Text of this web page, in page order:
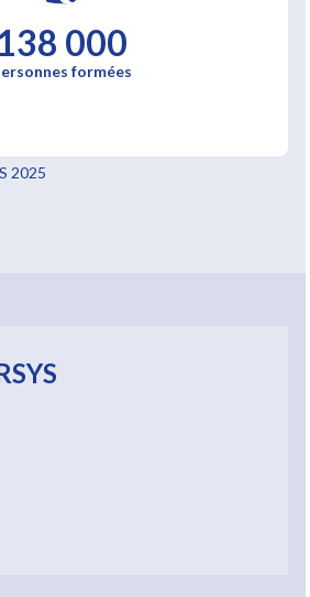
000
formées
2025